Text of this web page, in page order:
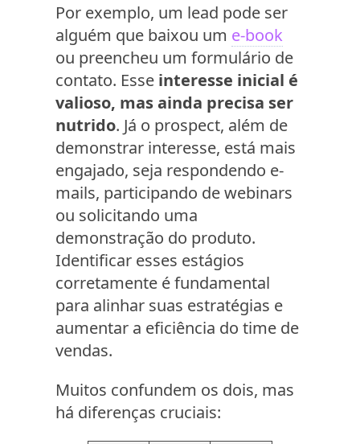
Por exemplo, um lead pode ser
alguém que baixou um e-book
ou preencheu um formulário de
contato. Esse interesse inicial é
valioso, mas ainda precisa ser
nutrido. Já o prospect, além de
demonstrar interesse, está mais
engajado, seja respondendo e-
mails, participando de webinars
ou solicitando uma
demonstração do produto.
Identificar esses estágios
corretamente é fundamental
para alinhar suas estratégias e
aumentar a eficiência do time de
vendas.
Muitos confundem os dois, mas
há diferenças cruciais: